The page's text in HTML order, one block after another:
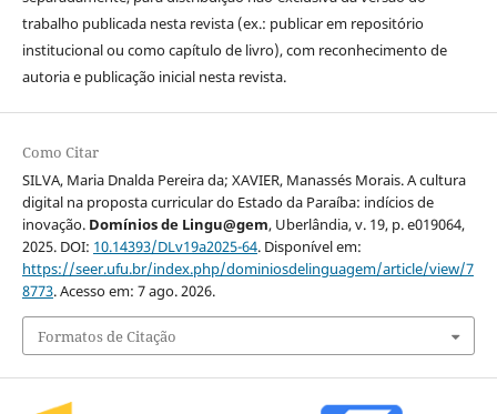
trabalho publicada nesta revista (ex.: publicar em repositório
institucional ou como capítulo de livro), com reconhecimento de
autoria e publicação inicial nesta revista.
Como Citar
SILVA, Maria Dnalda Pereira da; XAVIER, Manassés Morais. A cultura
digital na proposta curricular do Estado da Paraíba: indícios de
inovação. Domínios de Lingu@gem, Uberlândia, v. 19, p. e019064,
2025. DOI: 10.14393/DLv19a2025-64. Disponível em:
https://seer.ufu.br/index.php/dominiosdelinguagem/article/view/7
8773. Acesso em: 7 ago. 2026.
Formatos de Citação